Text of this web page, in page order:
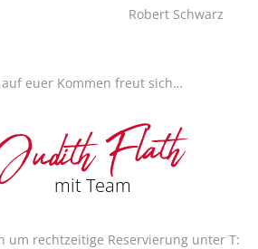
Robert Schwarz
auf euer Kommen freut sich…
mit Team
um rechtzeitige Reservierung unter T: